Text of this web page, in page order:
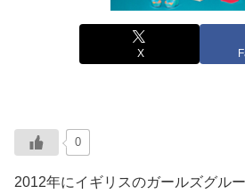
X
0
2012年にイギリスのガールズグル